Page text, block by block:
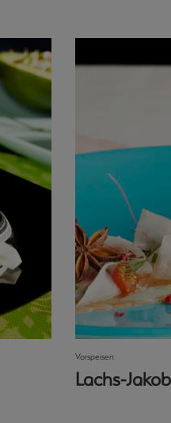
Vorspeisen
Lachs-